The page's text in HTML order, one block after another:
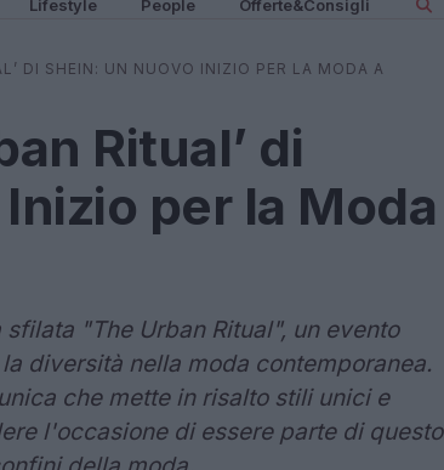
Lifestyle People Offerte&Consigli
DI SHEIN: UN NUOVO INIZIO PER LA MODA A
Ritual’ di
per la Moda
"The Urban Ritual", un evento
diversità nella moda contemporanea.
che mette in risalto stili unici e
l'occasione di essere parte di questo